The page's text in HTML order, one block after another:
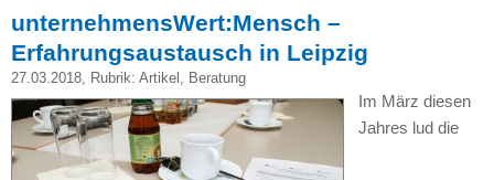
unternehmensWert:Mensch –
Erfahrungsaustausch in Leipzig
27.03.2018, Rubrik: Artikel , Beratung
Im März diesen
Jahres lud die